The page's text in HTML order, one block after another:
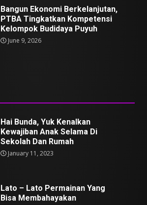
Bangun Ekonomi Berkelanjutan,
PTBA Tingkatkan Kompetensi
Kelompok Budidaya Puyuh
June 9, 2026
Hai Bunda, Yuk Kenalkan
Kewajiban Anak Selama Di
Sekolah Dan Rumah
January 11, 2023
Lato – Lato Permainan Yang
Bisa Membahayakan